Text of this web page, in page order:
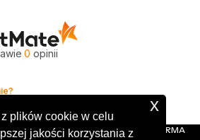
0 opinii
NASZA FIRMA
plików cookie w celu
jakości korzystania z
x